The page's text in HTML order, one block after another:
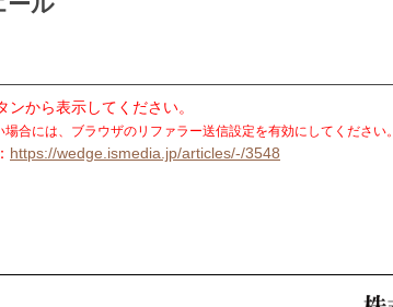
ンから表示してください。
場合には、ブラウザのリファラー送信設定を有効にしてください。
https://wedge.ismedia.jp/articles/-/3548